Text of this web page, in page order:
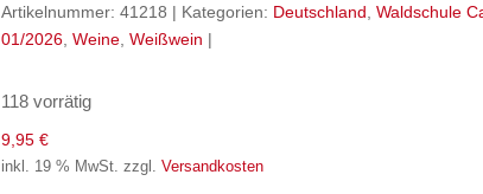
Artikelnummer: 41218 Kategorien: Deutschland Waldschule
01/2026, Weine, Weißwein
118 vorrätig
9,95 €
inkl. 19 % MwSt. zzgl. Versandkosten